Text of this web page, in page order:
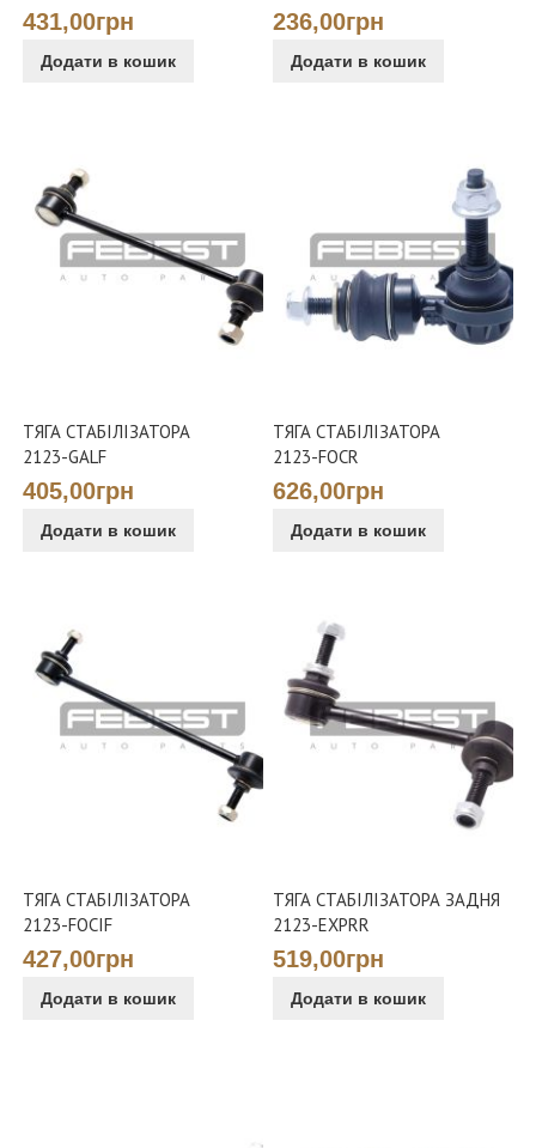
431,00грн
Додати в кошик
236,00грн
Додати в кошик
ТЯГА СТАБІЛІЗАТОРА
2123-GALF
405,00грн
Додати в кошик
ТЯГА СТАБІЛІЗАТОРА
2123-FOCR
626,00грн
Додати в кошик
ТЯГА СТАБІЛІЗАТОРА
2123-FOCIF
427,00грн
Додати в кошик
ТЯГА СТАБІЛІЗАТОРА ЗАДНЯ
2123-EXPRR
519,00грн
Додати в кошик